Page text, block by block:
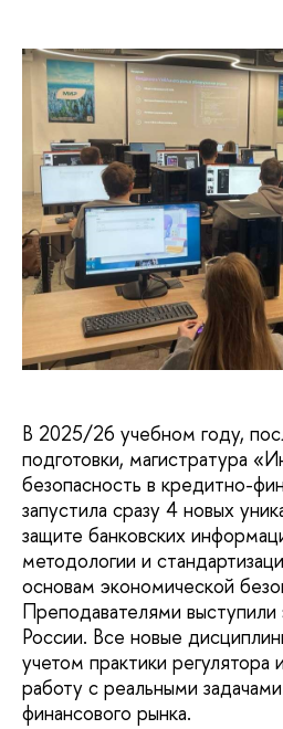
В 2025/26 учебном году,
подготовки, магистратура
безопасность в кредитно-
запустила сразу 4 новых
защите банковских
методологии и
основам экономической
Преподавателями выступили
России. Все новые
учетом практики регулятора
работу с реальными
финансового рынка.